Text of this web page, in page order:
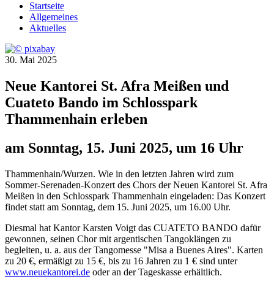
Startseite
Allgemeines
Aktuelles
30. Mai 2025
Neue Kantorei St. Afra Meißen und
Cuateto Bando im Schlosspark
Thammenhain erleben
am Sonntag, 15. Juni 2025, um 16 Uhr
Thammenhain/Wurzen. Wie in den letzten Jahren wird zum
Sommer-Serenaden-Konzert des Chors der Neuen Kantorei St. Afra
Meißen in den Schlosspark Thammenhain eingeladen: Das Konzert
findet statt am Sonntag, dem 15. Juni 2025, um 16.00 Uhr.
Diesmal hat Kantor Karsten Voigt das CUATETO BANDO dafür
gewonnen, seinen Chor mit argentischen Tangoklängen zu
begleiten, u. a. aus der Tangomesse "Misa a Buenes Aires". Karten
zu 20 €, ermäßigt zu 15 €, bis zu 16 Jahren zu 1 € sind unter
www.neuekantorei.de oder an der Tageskasse erhältlich.